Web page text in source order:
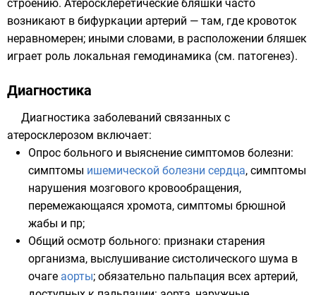
строению. Атеросклеретические бляшки часто
возникают в бифуркации артерий — там, где кровоток
неравномерен; иными словами, в расположении бляшек
играет роль локальная гемодинамика (см. патогенез).
Диагностика
Диагностика заболеваний связанных с
атеросклерозом включает:
Опрос больного и выяснение симптомов болезни:
симптомы ишемической болезни сердца, симптомы
нарушения мозгового кровообращения,
перемежающаяся хромота, симптомы брюшной
жабы и пр;
Общий осмотр больного: признаки старения
организма, выслушивание систолического шума в
очаге аорты; обязательно пальпация всех артерий,